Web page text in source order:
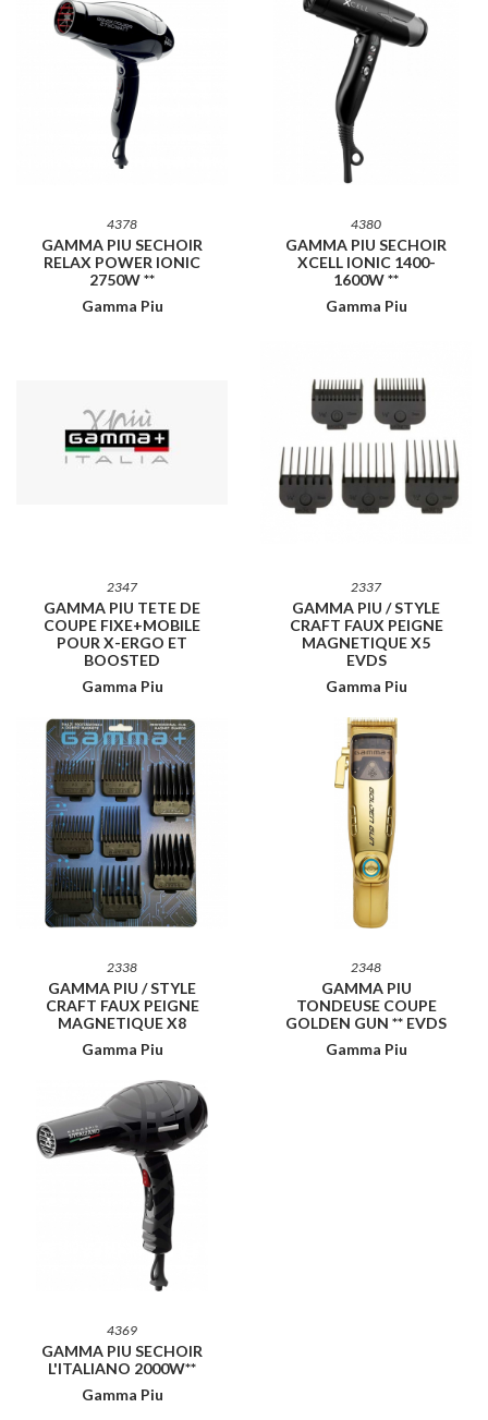
4378
GAMMA PIU SECHOIR
RELAX POWER IONIC
2750W **
Gamma Piu
4380
GAMMA PIU SECHOIR
XCELL IONIC 1400-
1600W **
Gamma Piu
2347
GAMMA PIU TETE DE
COUPE FIXE+MOBILE
POUR X-ERGO ET
BOOSTED
Gamma Piu
2337
GAMMA PIU / STYLE
CRAFT FAUX PEIGNE
MAGNETIQUE X5
EVDS
Gamma Piu
2338
GAMMA PIU / STYLE
CRAFT FAUX PEIGNE
MAGNETIQUE X8
Gamma Piu
2348
GAMMA PIU
TONDEUSE COUPE
GOLDEN GUN ** EVDS
Gamma Piu
4369
GAMMA PIU SECHOIR
L'ITALIANO 2000W**
Gamma Piu